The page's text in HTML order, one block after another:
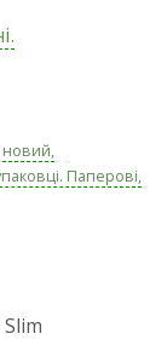
новий,
Паперові,